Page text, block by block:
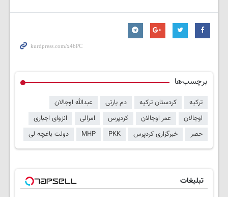
برچسب‌ها
ترکیه کردستان ترکیه دم پارتی
عبدالله اوجالان
اوجالان
عمر اوجالان کردپرس امرالی
انزوای اجباری
حصر
خبرگزاری کردپرس PKK
MHP دولت باغچه لی
تبلیغات